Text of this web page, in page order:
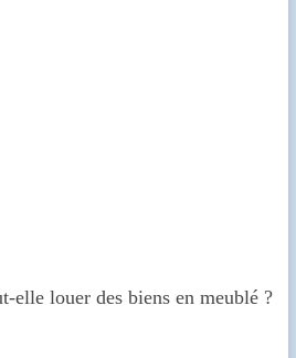
elle louer des biens en meublé ?